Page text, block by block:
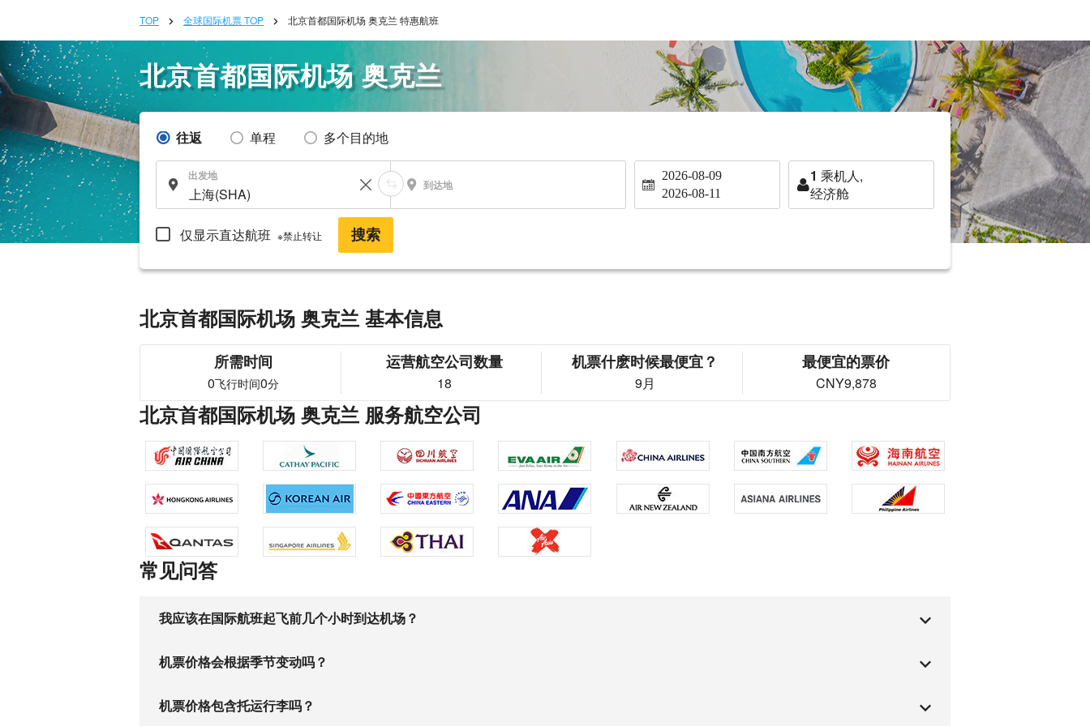
TOP 全球国际机票 TOP 北京首都国际机场 奥克兰 特惠航班
北京首都国际机场 奥克兰
往返 单程 多个目的地
出发地
到达地
2026-08-09
2026-08-11
1 乘机人,
经济舱
仅显示直达航班 ※禁止转让 搜索
北京首都国际机场 奥克兰 基本信息
所需时间
0飞行时间0分
运营航空公司数量
18
机票什麽时候最便宜？
9月
最便宜的票价
CNY9,878
北京首都国际机场 奥克兰 服务航空公司
常见问答
我应该在国际航班起飞前几个小时到达机场？
机票价格会根据季节变动吗？
机票价格包含托运行李吗？